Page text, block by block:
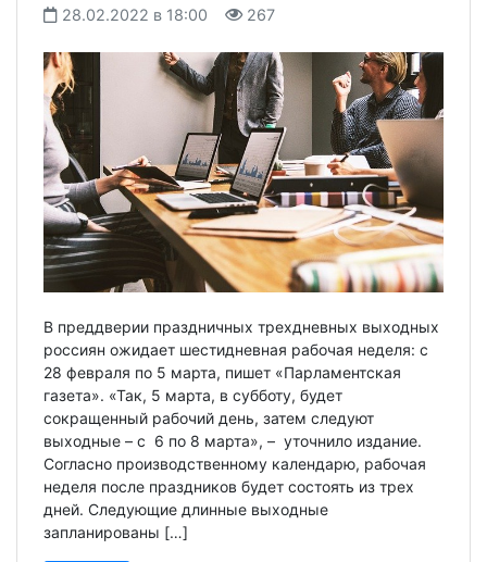
28.02.2022 в 18:00 267
В преддверии праздничных трехдневных выходных
россиян ожидает шестидневная рабочая неделя: с
28 февраля по 5 марта, пишет «Парламентская
газета». «Так, 5 марта, в субботу, будет
сокращенный рабочий день, затем следуют
выходные – с 6 по 8 марта», – уточнило издание.
Согласно производственному календарю, рабочая
неделя после праздников будет состоять из трех
дней. Следующие длинные выходные
запланированы […]